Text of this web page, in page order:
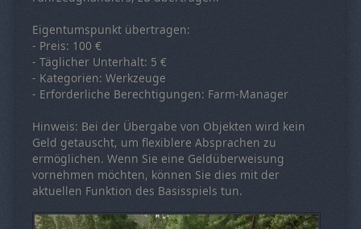
Eigentumspunkt übertragen:
- Preis: 100 €
- Täglicher Unterhalt: 5 €
- Kategorien: Werkzeuge
- Erforderliche Berechtigungen: Farm-Manager
Hinweis: Bei der Übergabe von Objekten wird kein
Geld getauscht, um flexiblere Absprachen zu
ermöglichen. Wenn Sie eine Geldüberweisung
vornehmen möchten, können Sie dies mit der
aktuellen Funktion des Basisspiels tun.